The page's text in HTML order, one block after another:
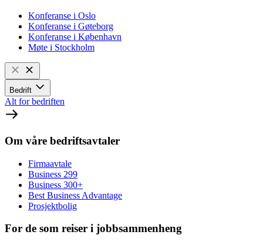
Konferanse i Oslo
Konferanse i Gøteborg
Konferanse i København
Møte i Stockholm
Bedrift
Alt for bedriften
Om våre bedriftsavtaler
Firmaavtale
Business 299
Business 300+
Best Business Advantage
Prosjektbolig
For de som reiser i jobbsammenheng